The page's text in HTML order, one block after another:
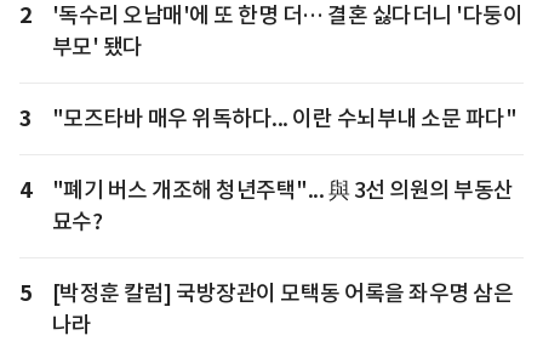
2
'독수리 오남매'에 또 한명 더… 결혼 싫다더니 '다둥이
부모' 됐다
3 "모즈타바 매우 위독하다... 이란 수뇌부내 소문 파다"
4
"폐기 버스 개조해 청년주택"... 與 3선 의원의 부동산
묘수?
5
[박정훈 칼럼] 국방장관이 모택동 어록을 좌우명 삼은
나라